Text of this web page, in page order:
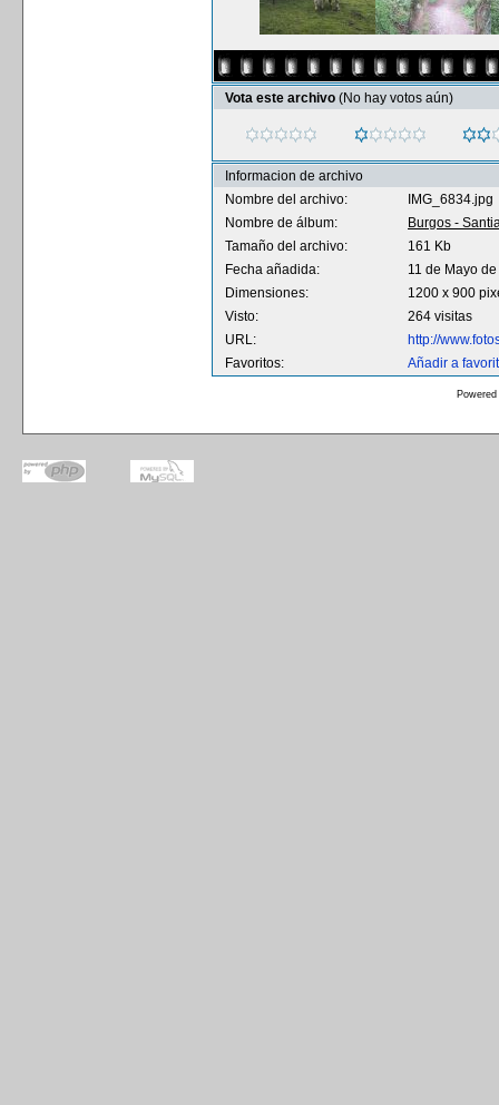
Vota este archivo (No hay votos aún)
Informacion de archivo
Nombre del archivo:
IMG_6834.jpg
Nombre de álbum:
Burgos -
Tamaño del archivo:
161 Kb
Fecha añadida:
11 de Mayo
Dimensiones:
1200 x 900
Visto:
264 visitas
URL:
http://
Favoritos:
Añadir a